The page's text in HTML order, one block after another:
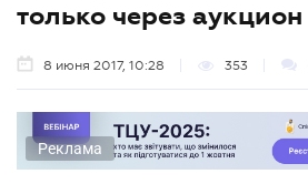
только через аукцион
8 июня 2017, 10:28 353
Реклама